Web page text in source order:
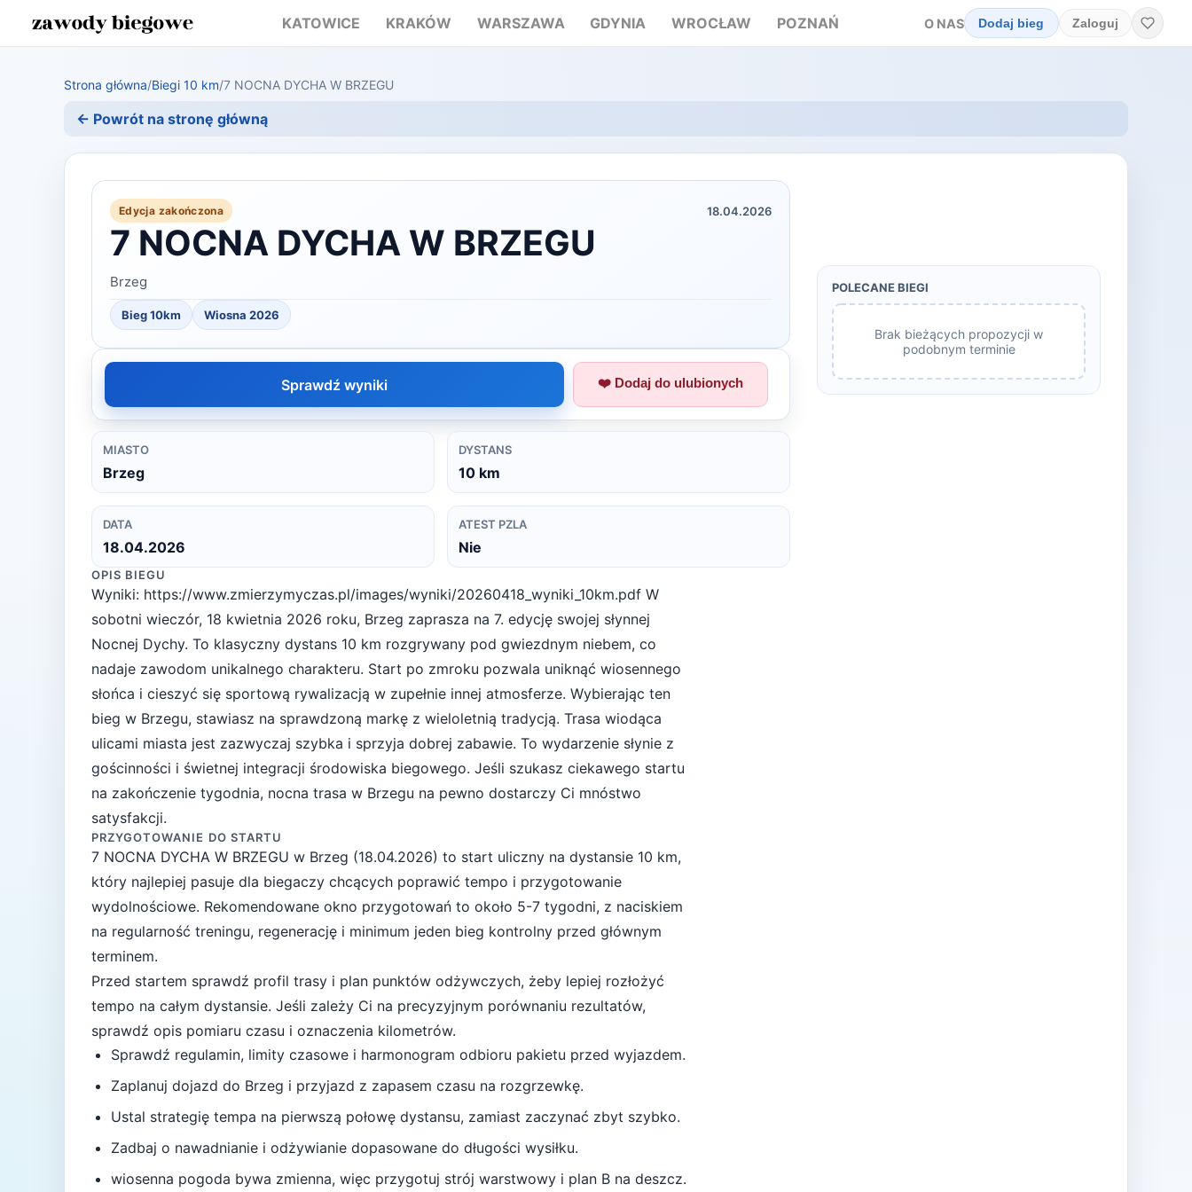
KATOWICE KRAKÓW WARSZAWA GDYNIA WROCŁAW POZNAŃ O NAS Dodaj bieg Zaloguj
Strona główna/Biegi 10 km/7 NOCNA DYCHA W BRZEGU
← Powrót na stronę główną
Edycja zakończona 18.04.2026
7 NOCNA DYCHA W BRZEGU
Brzeg
Bieg 10km Wiosna 2026
Sprawdź wyniki ❤️ Dodaj do ulubionych
MIASTO
Brzeg
DYSTANS
10 km
DATA
18.04.2026
ATEST PZLA
Nie
OPIS BIEGU
Wyniki: https://www.zmierzymyczas.pl/images/wyniki/20260418_wyniki_10km.pdf W
sobotni wieczór, 18 kwietnia 2026 roku, Brzeg zaprasza na 7. edycję swojej słynnej
Nocnej Dychy. To klasyczny dystans 10 km rozgrywany pod gwiezdnym niebem, co
nadaje zawodom unikalnego charakteru. Start po zmroku pozwala uniknąć wiosennego
słońca i cieszyć się sportową rywalizacją w zupełnie innej atmosferze. Wybierając ten
bieg w Brzegu, stawiasz na sprawdzoną markę z wieloletnią tradycją. Trasa wiodąca
ulicami miasta jest zazwyczaj szybka i sprzyja dobrej zabawie. To wydarzenie słynie z
gościnności i świetnej integracji środowiska biegowego. Jeśli szukasz ciekawego startu
na zakończenie tygodnia, nocna trasa w Brzegu na pewno dostarczy Ci mnóstwo
satysfakcji.
PRZYGOTOWANIE DO STARTU
7 NOCNA DYCHA W BRZEGU w Brzeg (18.04.2026) to start uliczny na dystansie 10 km,
który najlepiej pasuje dla biegaczy chcących poprawić tempo i przygotowanie
wydolnościowe. Rekomendowane okno przygotowań to około 5-7 tygodni, z naciskiem
na regularność treningu, regenerację i minimum jeden bieg kontrolny przed głównym
terminem.
Przed startem sprawdź profil trasy i plan punktów odżywczych, żeby lepiej rozłożyć
tempo na całym dystansie. Jeśli zależy Ci na precyzyjnym porównaniu rezultatów,
sprawdź opis pomiaru czasu i oznaczenia kilometrów.
Sprawdź regulamin, limity czasowe i harmonogram odbioru pakietu przed wyjazdem.
Zaplanuj dojazd do Brzeg i przyjazd z zapasem czasu na rozgrzewkę.
Ustal strategię tempa na pierwszą połowę dystansu, zamiast zaczynać zbyt szybko.
Zadbaj o nawadnianie i odżywianie dopasowane do długości wysiłku.
wiosenna pogoda bywa zmienna, więc przygotuj strój warstwowy i plan B na deszcz.
POLECANE BIEGI
Brak bieżących propozycji w
podobnym terminie